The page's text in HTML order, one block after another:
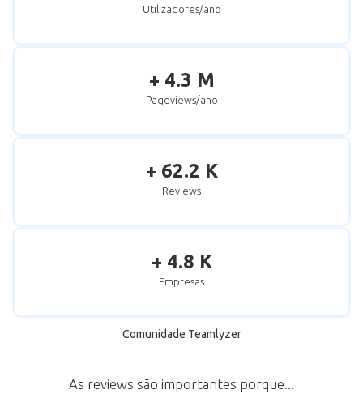
Utilizadores/ano
+ 4.3 M
Pageviews/ano
+ 62.2 K
Reviews
+ 4.8 K
Empresas
Comunidade Teamlyzer
As reviews são importantes porque...